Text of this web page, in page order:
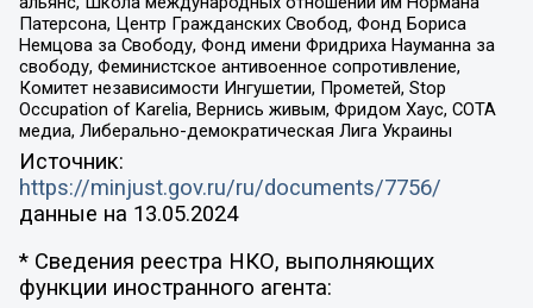
Патерсона, Центр Гражданских Свобод, Фонд Бориса
Немцова за Свободу, Фонд имени Фридриха Науманна за
свободу, Феминистское антивоенное сопротивление,
Комитет независимости Ингушетии, Прометей, Stop
Occupation of Karelia, Вернись живым, Фридом Хаус, СОТА
медиа, Либерально-демократическая Лига Украины
Источник:
https://minjust.gov.ru/ru/documents/7756/
данные на 13.05.2024
* Сведения реестра НКО, выполняющих
функции иностранного агента: